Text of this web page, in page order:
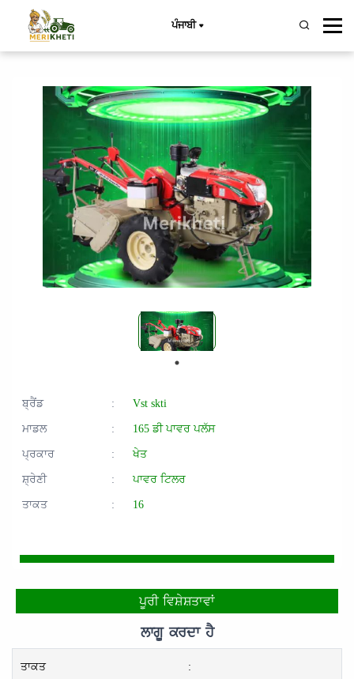
ਪੰਜਾਬੀ
ਬ੍ਰੈਂਡ :
Vst skti
ਮਾਡਲ
:
165 ਡੀ ਪਾਵਰ ਪਲੱਸ
ਪ੍ਰਕਾਰ
:
ਖੇਤ
ਸ਼੍ਰੇਣੀ
:
ਪਾਵਰ ਟਿਲਰ
ਤਾਕਤ
: 16
ਪੂਰੀ ਵਿਸ਼ੇਸ਼ਤਾਵਾਂ
ਲਾਗੂ ਕਰਦਾ ਹੈ
ਤਾਕਤ :